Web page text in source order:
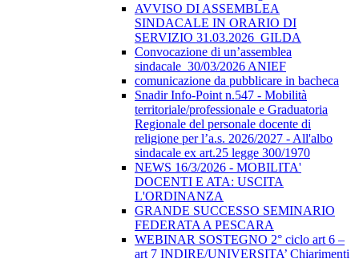
AVVISO DI ASSEMBLEA
SINDACALE IN ORARIO DI
SERVIZIO 31.03.2026_GILDA
Convocazione di un’assemblea
sindacale_30/03/2026 ANIEF
comunicazione da pubblicare in bacheca
Snadir Info-Point n.547 - Mobilità
territoriale/professionale e Graduatoria
Regionale del personale docente di
religione per l’a.s. 2026/2027 - All'albo
sindacale ex art.25 legge 300/1970
NEWS 16/3/2026 - MOBILITA'
DOCENTI E ATA: USCITA
L'ORDINANZA
GRANDE SUCCESSO SEMINARIO
FEDERATA A PESCARA
WEBINAR SOSTEGNO 2° ciclo art 6 –
art 7 INDIRE/UNIVERSITA’ Chiarimenti